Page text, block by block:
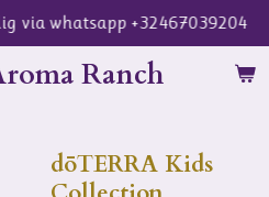
Ranch
via whatsapp +32467039204
dōTERRA Kids